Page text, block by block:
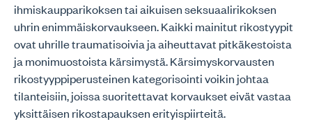
ihmiskaupparikoksen tai aikuisen seksuaalirikoksen
uhrin enimmäiskorvaukseen. Kaikki mainitut rikostyypit
ovat uhrille traumatisoivia ja aiheuttavat pitkäkestoista
ja monimuostoista kärsimystä. Kärsimyskorvausten
rikostyyppiperusteinen kategorisointi voikin johtaa
tilanteisiin, joissa suoritettavat korvaukset eivät vastaa
yksittäisen rikostapauksen erityispiirteitä.